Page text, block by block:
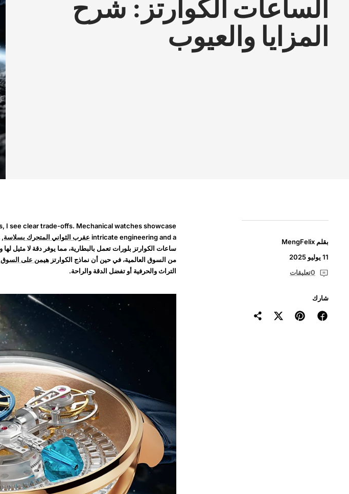
الساعات الكوارتز: شرح
المزايا والعيوب
بقلم MengFelix
11 يوليو 2025
0تعليقات
شارك
I see clear trade-offs. Mechanical watches showcase
intricate engineering and a عقرب الثواني المتحرك بسلاسة,
ساعات الكوارتز بلورات تعمل بالبطارية، مما يوفر دقة لا مثيل
من السوق العالمية، في حين أن نماذج الكوارتز هيمن على السوق
التراث والحرفية أو تفضل الدقة والراحة.